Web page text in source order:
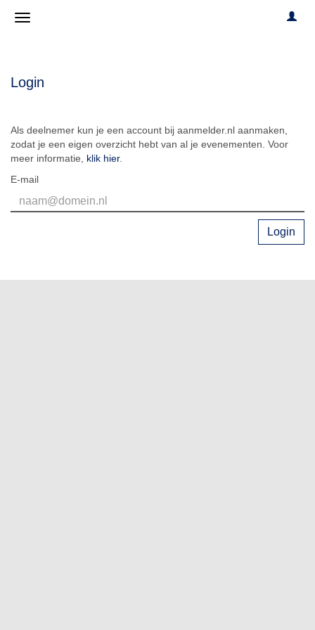
Login
Als deelnemer kun je een account bij aanmelder.nl aanmaken,
zodat je een eigen overzicht hebt van al je evenementen. Voor
meer informatie, klik hier.
E-mail
Login